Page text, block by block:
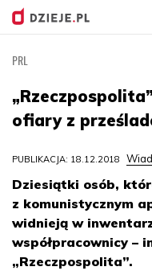
PRL
ofiary z
PUBLIKACJA: 18.12.2018
Dziesiątki osób,
z komunistycznym
widnieją w
współpracownicy –
„Rzeczpospolita”.